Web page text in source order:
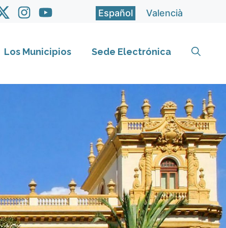
Español Valencià
Los Municipios Sede Electrónica